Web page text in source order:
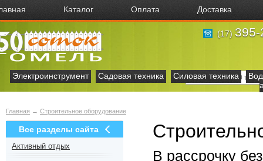
Каталог Оплата Доставка
(17) 395-
Электроинструмент Садовая техника Силовая техника
Главная → Строительное оборудование
Все разделы сайта
Активный отдых
В рассрочку